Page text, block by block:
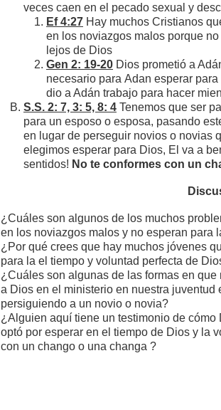
veces caen en el pecado sexual y
Ef 4:27 Hay muchos Cristianos
en los noviazgos malos porque
lejos de Dios
Gen 2: 19-20 Dios prometió a
necesario para Adan esperar
dio a Adán trabajo para hacer
S.S. 2: 7, 3: 5, 8: 4 Tenemos que ser
para un esposo o esposa, pasando
en lugar de perseguir novios o novias
elegimos esperar para Dios, El va a
sentidos! No te conformes con un
¿Cuáles son algunos de los muchos
en los noviazgos malos y no esperan para
¿Por qué crees que hay muchos jóvenes
para la el tiempo y voluntad perfecta de
¿Cuáles son algunas de las formas en
a Dios en el ministerio en nuestra juventud
persiguiendo a un novio o novia?
¿Alguien aquí tiene un testimonio de
optó por esperar en el tiempo de Dios y la
con un chango o una changa ?